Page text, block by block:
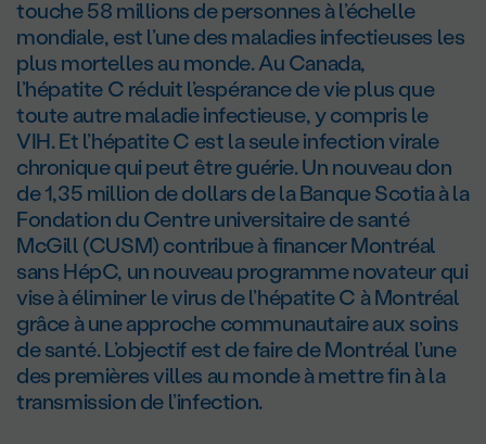
touche 58 millions de personnes à l’échelle
mondiale, est l’une des maladies infectieuses les
plus mortelles au monde. Au Canada,
l’hépatite C réduit l’espérance de vie plus que
toute autre maladie infectieuse, y compris le
VIH. Et l’hépatite C est la seule infection virale
chronique qui peut être guérie. Un nouveau don
de 1,35 million de dollars de la Banque Scotia à la
Fondation du Centre universitaire de santé
McGill (CUSM) contribue à financer Montréal
sans HépC, un nouveau programme novateur qui
vise à éliminer le virus de l’hépatite C à Montréal
grâce à une approche communautaire aux soins
de santé. L’objectif est de faire de Montréal l’une
des premières villes au monde à mettre fin à la
transmission de l’infection.